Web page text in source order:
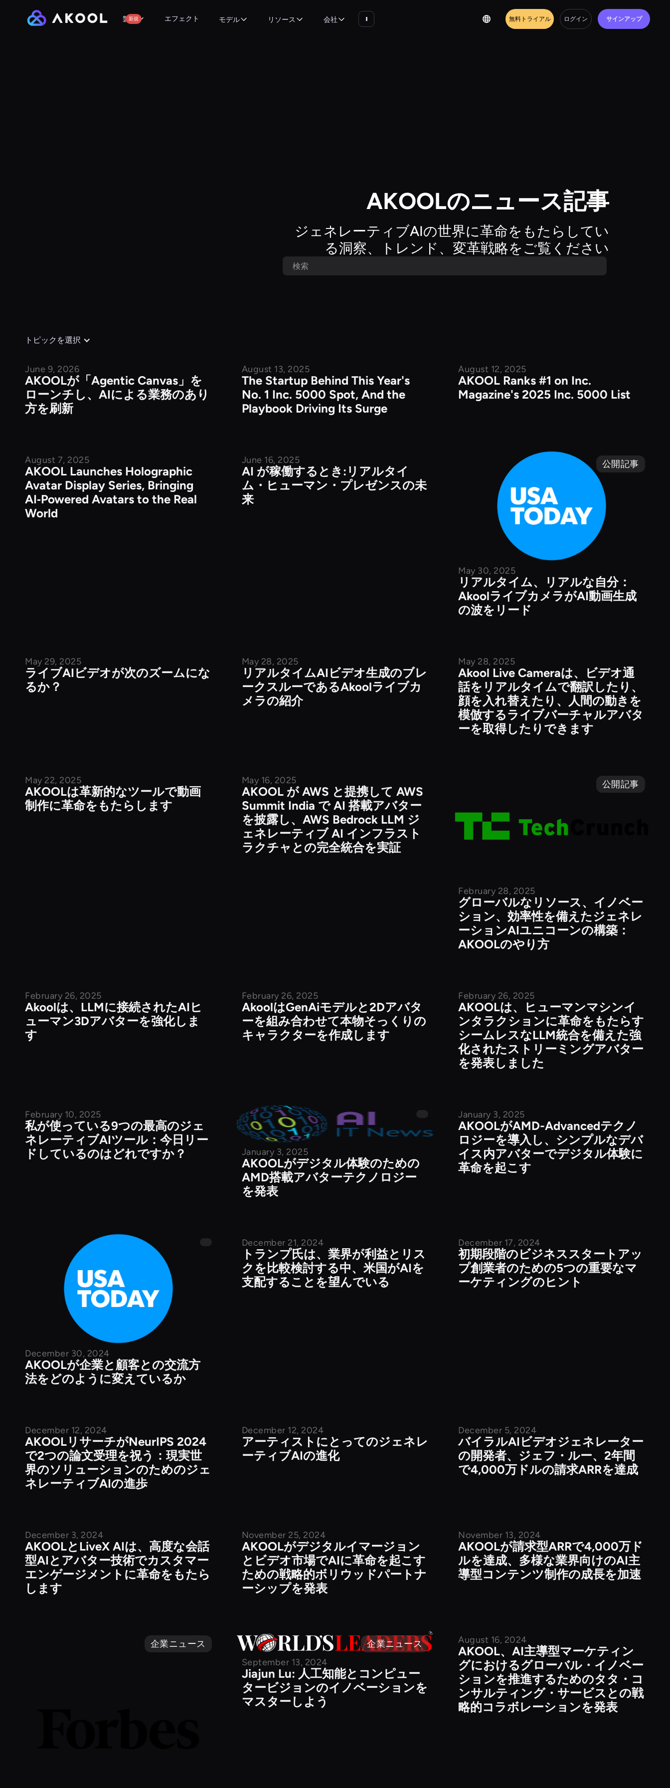
製品
新規 エフェクト モデル リソース 会社 無料トライアル ログイン サインアップ
AKOOLのニュース記事
ジェネレーティブAIの世界に革命をもたらしてい
る洞察、トレンド、変革戦略をご覧ください
トピックを選択
企業ニュース
June 9, 2026
AKOOLが「Agentic Canvas」を
ローンチし、AIによる業務のあり
方を刷新
公開記事
August 13, 2025
The Startup Behind This Year's
No. 1 Inc. 5000 Spot, And the
Playbook Driving Its Surge
August 12, 2025
AKOOL Ranks #1 on Inc.
Magazine's 2025 Inc. 5000 List
企業ニュース
August 7, 2025
AKOOL Launches Holographic
Avatar Display Series, Bringing
AI‑Powered Avatars to the Real
World
公開記事
June 16, 2025
AI が稼働するとき:リアルタイ
ム・ヒューマン・プレゼンスの未
来
公開記事
May 30, 2025
リアルタイム、リアルな自分：
AkoolライブカメラがAI動画生成
の波をリード
公開記事
May 29, 2025
ライブAIビデオが次のズームにな
るか？
企業ニュース
May 28, 2025
リアルタイムAIビデオ生成のブレ
ークスルーであるAkoolライブカ
メラの紹介
公開記事
May 28, 2025
Akool Live Cameraは、ビデオ通
話をリアルタイムで翻訳したり、
顔を入れ替えたり、人間の動きを
模倣するライブバーチャルアバタ
ーを取得したりできます
企業ニュース
May 22, 2025
AKOOLは革新的なツールで動画
制作に革命をもたらします
企業ニュース
May 16, 2025
AKOOL が AWS と提携して AWS
Summit India で AI 搭載アバター
を披露し、AWS Bedrock LLM ジ
ェネレーティブ AI インフラスト
ラクチャとの完全統合を実証
公開記事
February 28, 2025
グローバルなリソース、イノベー
ション、効率性を備えたジェネレ
ーションAIユニコーンの構築：
AKOOLのやり方
公開記事
February 26, 2025
Akoolは、LLMに接続されたAIヒ
ューマン3Dアバターを強化しま
す
公開記事
February 26, 2025
AkoolはGenAiモデルと2Dアバタ
ーを組み合わせて本物そっくりの
キャラクターを作成します
企業ニュース
February 26, 2025
AKOOLは、ヒューマンマシンイ
ンタラクションに革命をもたらす
シームレスなLLM統合を備えた強
化されたストリーミングアバター
を発表しました
公開記事
February 10, 2025
私が使っている9つの最高のジェ
ネレーティブAIツール：今日リー
ドしているのはどれですか？
January 3, 2025
AKOOLがデジタル体験のための
AMD搭載アバターテクノロジー
を発表
企業ニュース
January 3, 2025
AKOOLがAMD-Advancedテクノ
ロジーを導入し、シンプルなデバ
イス内アバターでデジタル体験に
革命を起こす
December 30, 2024
AKOOLが企業と顧客との交流方
法をどのように変えているか
公開記事
December 21, 2024
トランプ氏は、業界が利益とリス
クを比較検討する中、米国がAIを
支配することを望んでいる
公開記事
December 17, 2024
初期段階のビジネススタートアッ
プ創業者のための5つの重要なマ
ーケティングのヒント
December 12, 2024
AKOOLリサーチがNeurIPS 2024
で2つの論文受理を祝う：現実世
界のソリューションのためのジェ
ネレーティブAIの進歩
企業ニュース
December 12, 2024
アーティストにとってのジェネレ
ーティブAIの進化
December 5, 2024
バイラルAIビデオジェネレーター
の開発者、ジェフ・ルー、2年間
で4,000万ドルの請求ARRを達成
企業ニュース
December 3, 2024
AKOOLとLiveX AIは、高度な会話
型AIとアバター技術でカスタマー
エンゲージメントに革命をもたら
します
企業ニュース
November 25, 2024
AKOOLがデジタルイマージョン
とビデオ市場でAIに革命を起こす
ための戦略的ボリウッドパートナ
ーシップを発表
企業ニュース
November 13, 2024
AKOOLが請求型ARRで4,000万ド
ルを達成、多様な業界向けのAI主
導型コンテンツ制作の成長を加速
企業ニュース
企業ニュース
September 13, 2024
Jiajun Lu: 人工知能とコンピュー
タービジョンのイノベーションを
マスターしよう
企業ニュース
August 16, 2024
AKOOL、AI主導型マーケティン
グにおけるグローバル・イノベー
ションを推進するためのタタ・コ
ンサルティング・サービスとの戦
略的コラボレーションを発表